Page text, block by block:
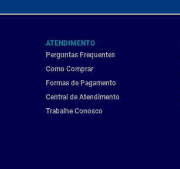
ATENDIMENTO
Perguntas Frequentes
Como Comprar
Formas de Pagamento
Central de Atendimento
Trabalhe Conosco